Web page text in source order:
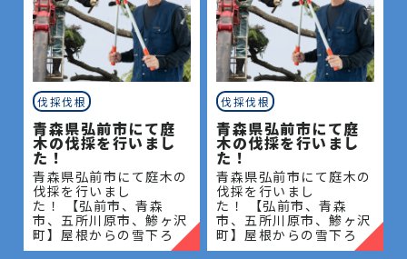
伐採伐根
青森県弘前市にて庭
木の伐採を行いまし
た！
青森県弘前市にて庭木の
伐採を行いまし
た！ 【弘前市、青森
市、五所川原市、鯵ヶ沢
町】屋根からの雪下ろ
し・除雪・排雪などの作
伐採伐根
青森県弘前市にて庭
木の伐採を行いまし
た！
青森県弘前市にて庭木の
伐採を行いまし
た！ 【弘前市、青森
市、五所川原市、鯵ヶ沢
町】屋根からの雪下ろ
し・除雪・排雪などの作